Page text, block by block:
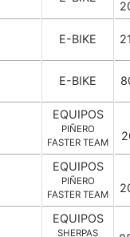
E-BIKE
E-BIKE
EQUIPOS
PIÑERO
FASTER TEAM
EQUIPOS
PIÑERO
FASTER TEAM
EQUIPOS
SHERPAS